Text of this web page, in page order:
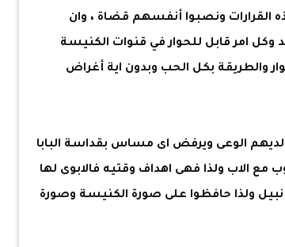
القرارات ونصبوا أنفسهم قضاة ، وان
وكل امر قابل للحوار في قنوات الكنيسة
والطريقة بكل الحب وبدون اية أغراض
لديهم الوعى ويرفض اى مساس بقداسة البابا
مع الاب ولذا فهى اهداف وقتيه فالابوى لها
ولذا حافظوا على صورة الكنيسة وصورة